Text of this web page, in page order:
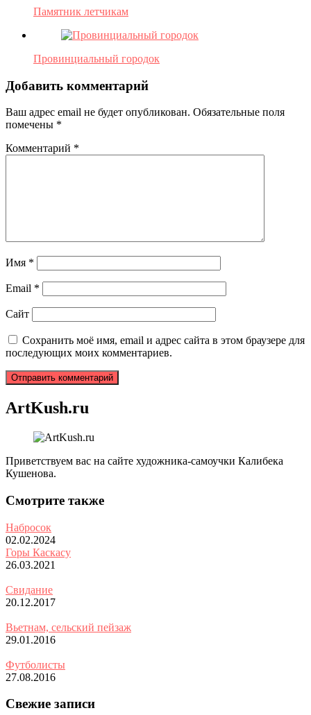
Памятник летчикам
Провинциальный городок
Добавить комментарий
Ваш адрес email не будет опубликован. Обязательные поля
помечены *
Комментарий *
Имя *
Email *
Сайт
Сохранить моё имя, email и адрес сайта в этом браузере для
последующих моих комментариев.
ArtKush.ru
Приветствуем вас на сайте художника-самоучки Калибека
Кушенова.
Смотрите также
Набросок
02.02.2024
Горы Каскасу
26.03.2021
Свидание
20.12.2017
Вьетнам, сельский пейзаж
29.01.2016
Футболисты
27.08.2016
Свежие записи